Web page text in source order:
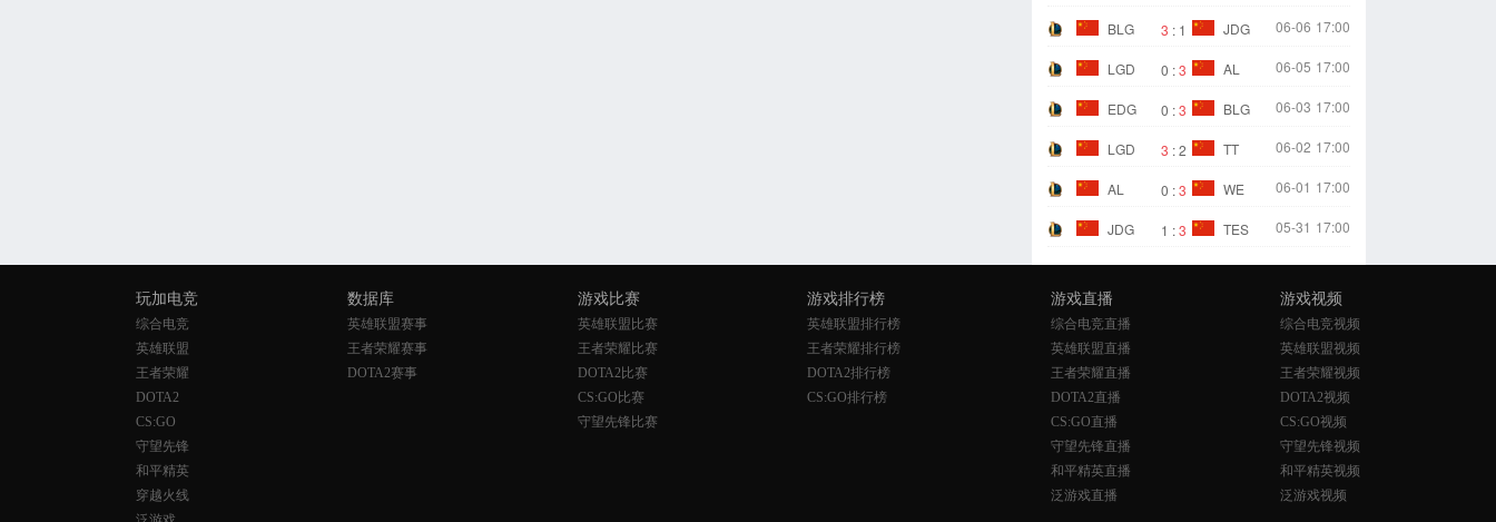
BLG 3 : 1 JDG 06-06 17:00
LGD 0 :3 AL 06-05 17:00
EDG 0 :3 BLG 06-03 17:00
LGD 3 :2 TT 06-02 17:00
AL 0 :3 WE 06-01 17:00
JDG 1 :3 TES 05-31 17:00
玩加电竞
综合电竞
英雄联盟
王者荣耀
DOTA2
CS:GO
守望先锋
和平精英
穿越火线
数据库
英雄联盟赛事
王者荣耀赛事
DOTA2赛事
游戏比赛
英雄联盟比赛
王者荣耀比赛
DOTA2比赛
CS:GO比赛
守望先锋比赛
游戏排行榜
英雄联盟排行榜
王者荣耀排行榜
DOTA2排行榜
CS:GO排行榜
游戏直播
综合电竞直播
英雄联盟直播
王者荣耀直播
DOTA2直播
CS:GO直播
守望先锋直播
和平精英直播
泛游戏直播
游戏视频
综合电竞视频
英雄联盟视频
王者荣耀视频
DOTA2视频
CS:GO视频
守望先锋视频
和平精英视频
泛游戏视频